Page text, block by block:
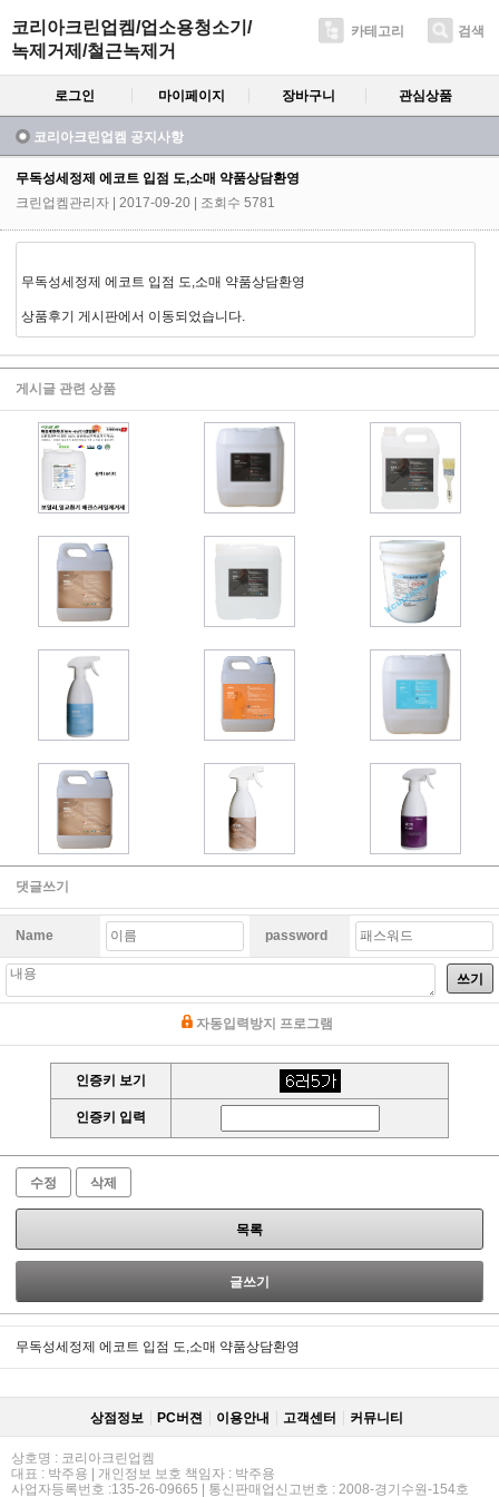
코리아크린업켐/업소용청소기/
녹제거제/철근녹제거
카테고리 검색
로그인 마이페이지 장바구니 관심상품
코리아크린업켐 공지사항
무독성세정제 에코트 입점 도,소매 약품상담환영
크린업켐관리자 | 2017-09-20 | 조회수 5781
무독성세정제 에코트 입점 도,소매 약품상담환영
상품후기 게시판에서 이동되었습니다.
게시글 관련 상품
댓글쓰기
Name password
쓰기
자동입력방지 프로그램
인증키 보기
인증키 입력
수정 삭제
목록
글쓰기
무독성세정제 에코트 입점 도,소매 약품상담환영
상점정보 PC버젼 이용안내 고객센터 커뮤니티
상호명 : 코리아크린업켐
대표 : 박주용 | 개인정보 보호 책임자 : 박주용
사업자등록번호 :135-26-09665 | 통신판매업신고번호 : 2008-경기수원-154호